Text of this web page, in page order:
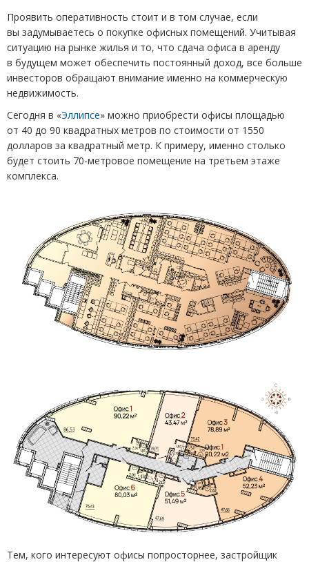
Проявить оперативность стоит и в том случае, если
вы задумываетесь о покупке офисных помещений. Учитывая
ситуацию на рынке жилья и то, что сдача офиса в аренду
в будущем может обеспечить постоянный доход, все больше
инвесторов обращают внимание именно на коммерческую
недвижимость.
Сегодня в «Эллипсе» можно приобрести офисы площадью
от 40 до 90 квадратных метров по стоимости от 1550
долларов за квадратный метр. К примеру, именно столько
будет стоить 70-метровое помещение на третьем этаже
комплекса.
Тем, кого интересуют офисы попросторнее, застройщик